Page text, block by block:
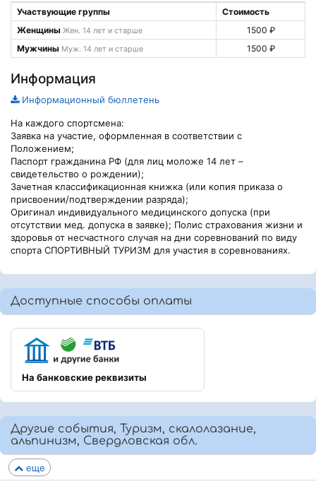
Участвующие группы
Стоимость
Женщины Жен. 14 лет и старше
1500 ₽
Мужчины Муж. 14 лет и старше 1500 ₽
Информация
Информационный бюллетень
На каждого спортсмена:
Заявка на участие, оформленная в соответствии с
Положением;
Паспорт гражданина РФ (для лиц моложе 14 лет –
свидетельство о рождении);
Зачетная классификационная книжка (или копия приказа о
присвоении/подтверждении разряда);
Оригинал индивидуального медицинского допуска (при
отсутствии мед. допуска в заявке); Полис страхования жизни и
здоровья от несчастного случая на дни соревнований по виду
спорта СПОРТИВНЫЙ ТУРИЗМ для участия в соревнованиях.
Доступные способы оплаты
На банковские реквизиты
Другие события, Туризм, скалолазание,
альпинизм, Свердловская обл.
еще